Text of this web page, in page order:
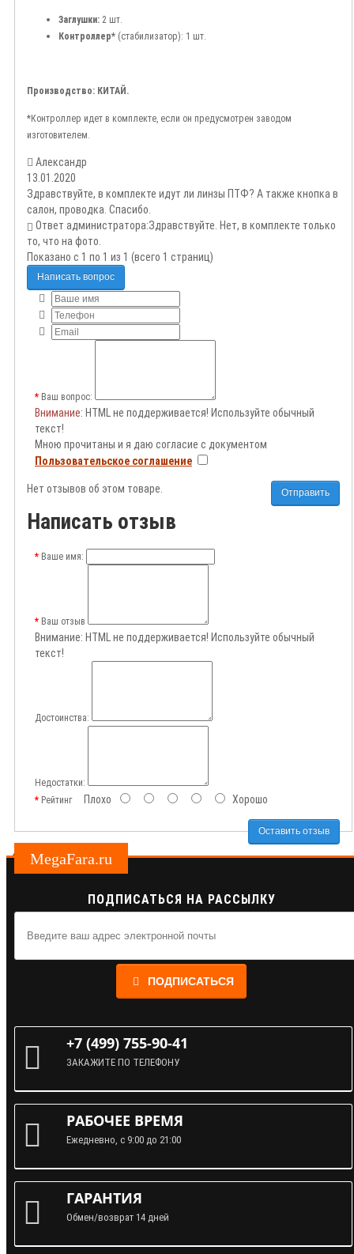
Заглушки: 2 шт.
Контроллер* (стабилизатор): 1 шт.
Производство: КИТАЙ.
*Контроллер идет в комплекте, если он предусмотрен заводом
изготовителем.
Александр
13.01.2020
Здравствуйте, в комплекте идут ли линзы ПТФ? А также кнопка в
салон, проводка. Спасибо.
Ответ администратора:Здравствуйте. Нет, в комплекте только
то, что на фото.
Показано с 1 по 1 из 1 (всего 1 страниц)
Написать вопрос
Ваш вопрос:
Внимание: HTML не поддерживается! Используйте обычный
текст!
Мною прочитаны и я даю согласие с документом
Пользовательское соглашение
Отправить
Нет отзывов об этом товаре.
Написать отзыв
Ваше имя:
Ваш отзыв
Внимание: HTML не поддерживается! Используйте обычный
текст!
Достоинства:
Недостатки:
РейтингПлохо Хорошо
Оставить отзыв
MegaFara.ru
ПОДПИСАТЬСЯ НА РАССЫЛКУ
ПОДПИСАТЬСЯ
+7 (499) 755-90-41
ЗАКАЖИТЕ ПО ТЕЛЕФОНУ
РАБОЧЕЕ ВРЕМЯ
Ежедневно, с 9:00 до 21:00
ГАРАНТИЯ
Обмен/возврат 14 дней